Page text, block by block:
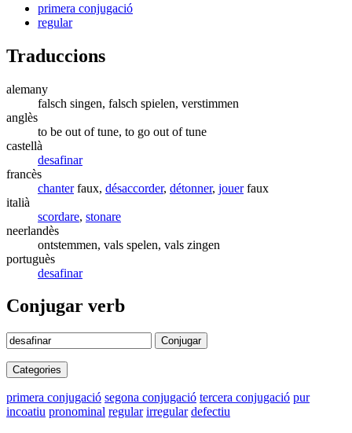
primera conjugació
regular
Traduccions
alemany
falsch singen, falsch spielen, verstimmen
anglès
to be out of tune, to go out of tune
castellà
desafinar
francès
chanterfaux, désaccorder, détonner, jouerfaux
italià
scordare, stonare
neerlandès
ontstemmen, vals spelen, vals zingen
portuguès
desafinar
Conjugar verb
Conjugar
Categories
primera conjugació segona conjugació tercera conjugació pur
incoatiu pronominal regular irregular defectiu